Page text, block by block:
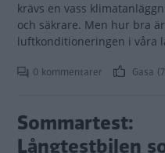
krävs en vass
och säkrare. Men hur bra
luftkonditioneringen i våra
0 kommentarer Gasa
Sommartest:
Långtestbilen